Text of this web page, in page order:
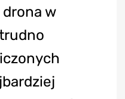
drona w